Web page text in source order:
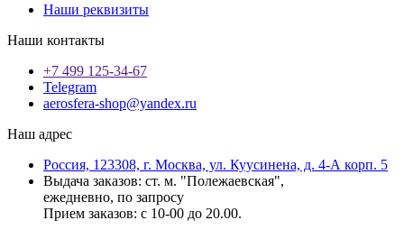
Наши реквизиты
Наши контакты
+7 499 125-34-67
Telegram
aerosfera-shop@yandex.ru
Наш адрес
Россия, 123308, г. Москва, ул. Куусинена, д. 4-А корп. 5
Выдача заказов: ст. м. "Полежаевская",
ежедневно, по запросу
Прием заказов: с 10-00 до 20.00.